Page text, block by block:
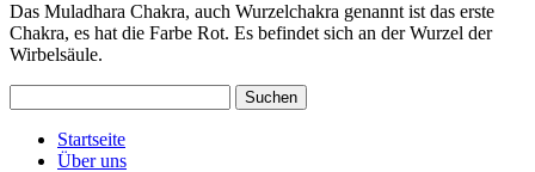
Das Muladhara Chakra, auch Wurzelchakra genannt ist das erste
Chakra, es hat die Farbe Rot. Es befindet sich an der Wurzel der
Wirbelsäule.
nach:
Startseite
Über uns